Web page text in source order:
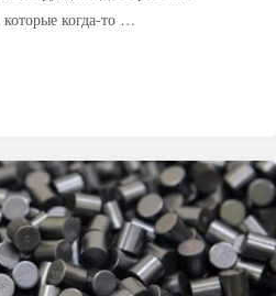
когда-то …